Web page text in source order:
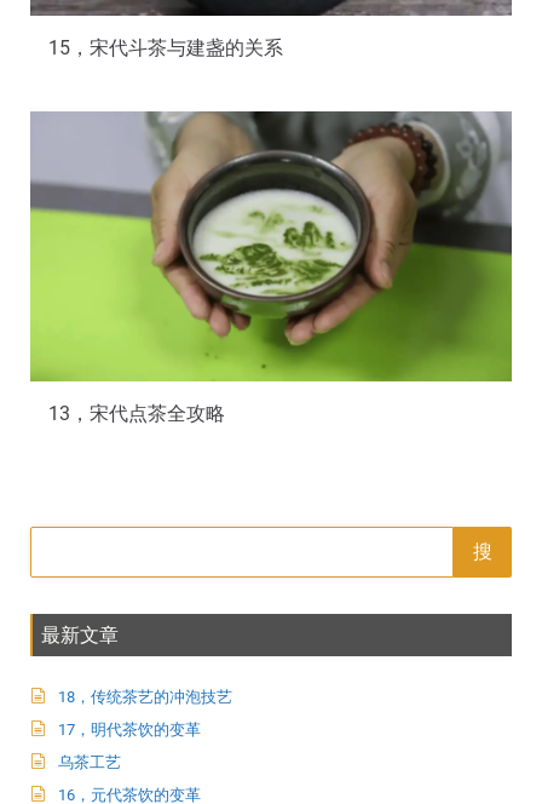
15，宋代斗茶与建盏的关系
13，宋代点茶全攻略
搜
最新文章
18，传统茶艺的冲泡技艺
17，明代茶饮的变革
乌茶工艺
16，元代茶饮的变革